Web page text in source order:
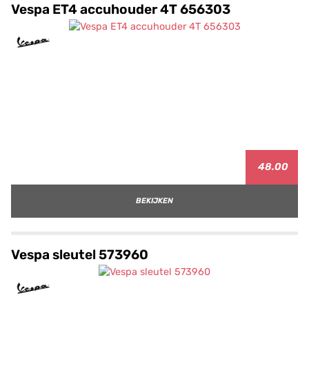
Vespa ET4 accuhouder 4T 656303
48.00
BEKIJKEN
Vespa sleutel 573960